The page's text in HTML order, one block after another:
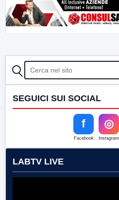
CERCA
SEGUICI SUI SOCIAL
f
Facebook
◎
Instagram
LABTV LIVE